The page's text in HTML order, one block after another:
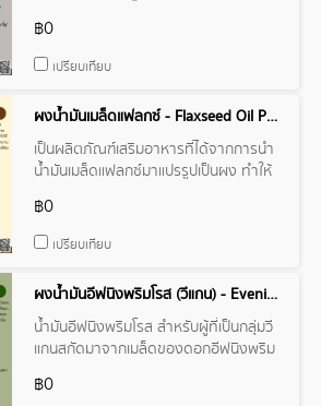
฿0
เปรียบเทียบ
ผงน้ำมันเมล็ดแฟลกซ์ - Flaxseed Oil Powder
เป็นผลิตภัณฑ์เสริมอาหารที่ได้จากการนำ
น้ำมันเมล็ดแฟลกซ์มาแปรรูปเป็นผง ทำให้
฿0
เปรียบเทียบ
ผงน้ำมันอีฟนิงพริมโรส (วีแกน) - Evening Primrose Oil Powder (Vegan)
น้ำมันอีฟนิงพริมโรส สำหรับผู้ที่เป็นกลุ่มวี
แกนสกัดมาจากเมล็ดของดอกอีฟนิงพริม
฿0